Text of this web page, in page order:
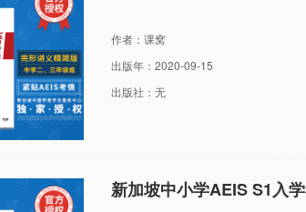
作者：课窝
出版年：2020-09-15
出版社：无
新加坡中小学AEIS S1入